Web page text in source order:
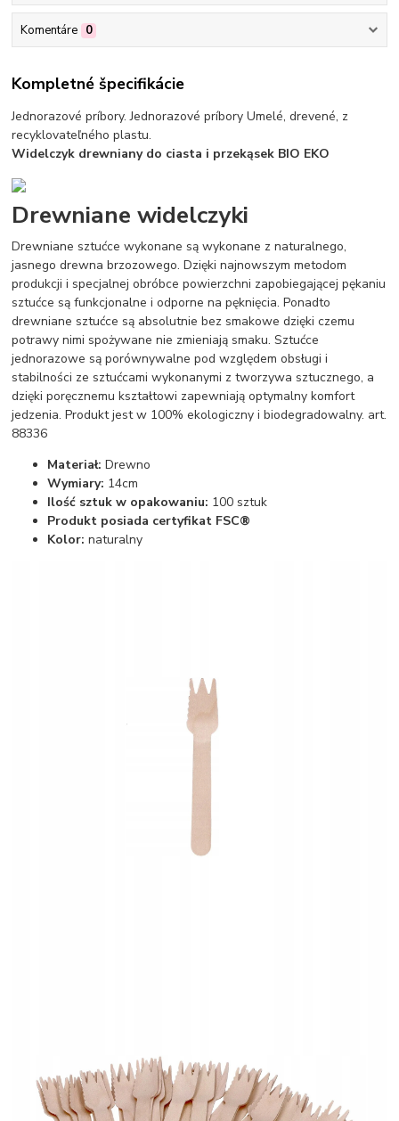
Komentáre 0
Kompletné špecifikácie
Jednorazové príbory. Jednorazové príbory Umelé, drevené, z
recyklovateľného plastu.
Widelczyk drewniany do ciasta i przekąsek BIO EKO
Drewniane widelczyki
Drewniane sztućce wykonane są wykonane z naturalnego,
jasnego drewna brzozowego. Dzięki najnowszym metodom
produkcji i specjalnej obróbce powierzchni zapobiegającej pękaniu
sztućce są funkcjonalne i odporne na pęknięcia. Ponadto
drewniane sztućce są absolutnie bez smakowe dzięki czemu
potrawy nimi spożywane nie zmieniają smaku. Sztućce
jednorazowe są porównywalne pod względem obsługi i
stabilności ze sztućcami wykonanymi z tworzywa sztucznego, a
dzięki poręcznemu kształtowi zapewniają optymalny komfort
jedzenia. Produkt jest w 100% ekologiczny i biodegradowalny. art.
88336
Materiał:Drewno
Wymiary: 14cm
Ilość sztuk w opakowaniu: 100 sztuk
Produkt posiada certyfikat FSC®
Kolor:naturalny